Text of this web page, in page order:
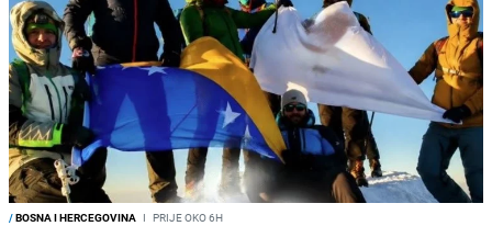
/BOSNA I HERCEGOVINA I PRIJE OKO 6H